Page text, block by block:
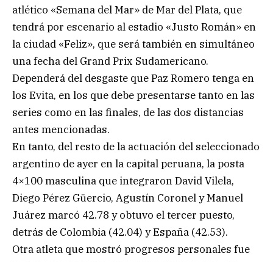
atlético «Semana del Mar» de Mar del Plata, que
tendrá por escenario al estadio «Justo Román» en
la ciudad «Feliz», que será también en simultáneo
una fecha del Grand Prix Sudamericano.
Dependerá del desgaste que Paz Romero tenga en
los Evita, en los que debe presentarse tanto en las
series como en las finales, de las dos distancias
antes mencionadas.
En tanto, del resto de la actuación del seleccionado
argentino de ayer en la capital peruana, la posta
4×100 masculina que integraron David Vilela,
Diego Pérez Güercio, Agustín Coronel y Manuel
Juárez marcó 42.78 y obtuvo el tercer puesto,
detrás de Colombia (42.04) y España (42.53).
Otra atleta que mostró progresos personales fue